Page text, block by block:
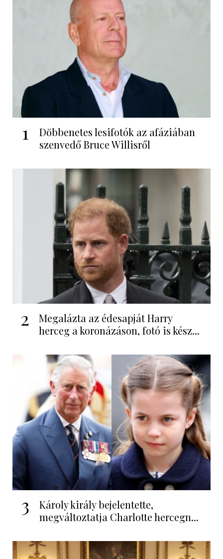
1
Döbbenetes lesifotók az afáziában
szenvedő Bruce Willisről
2
Megalázta az édesapját Harry
herceg a koronázáson, fotó is kész...
3
Károly király bejelentette,
megváltoztatja Charlotte hercegn...